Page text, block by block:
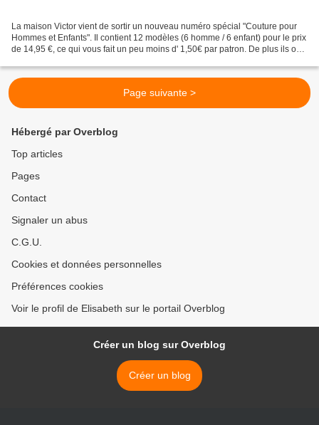
La maison Victor vient de sortir un nouveau numéro spécial "Couture pour
Hommes et Enfants". Il contient 12 modèles (6 homme / 6 enfant) pour le prix
de 14,95 €, ce qui vous fait un peu moins d' 1,50€ par patron. De plus ils ont
Page suivante >
Hébergé par Overblog
Top articles
Pages
Contact
Signaler un abus
C.G.U.
Cookies et données personnelles
Préférences cookies
Voir le profil de Elisabeth sur le portail Overblog
Créer un blog sur Overblog
Créer un blog